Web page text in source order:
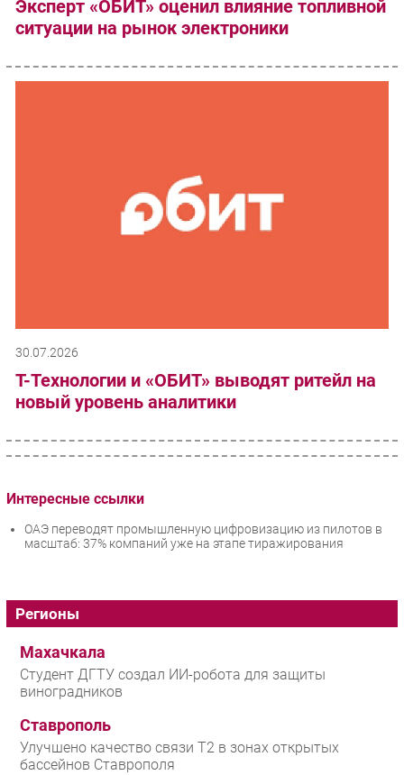
Эксперт «ОБИТ» оценил влияние топливной
ситуации на рынок электроники
30.07.2026
Т-Технологии и «ОБИТ» выводят ритейл на
новый уровень аналитики
Интересные ссылки
ОАЭ переводят промышленную цифровизацию из пилотов в
масштаб: 37% компаний уже на этапе тиражирования
Регионы
Махачкала
Студент ДГТУ создал ИИ-робота для защиты
виноградников
Ставрополь
Улучшено качество связи T2 в зонах открытых
бассейнов Ставрополя